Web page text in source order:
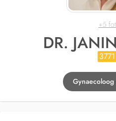
+5
DR.
3771
Gynaecoloog